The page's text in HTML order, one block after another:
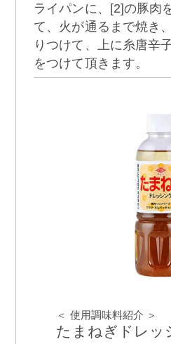
ライパンに、[2]の豚肉
て、火が通るまで焼き
りつけて、上に糸唐辛
をつけて頂きます。
＜ 使用調味料紹介 ＞
たまねぎドレッ